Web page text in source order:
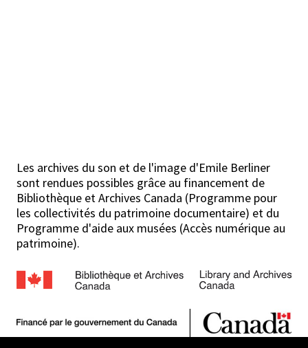
Les archives du son et de l'image d'Emile Berliner
sont rendues possibles grâce au financement de
Bibliothèque et Archives Canada (Programme pour
les collectivités du patrimoine documentaire) et du
Programme d'aide aux musées (Accès numérique au
patrimoine).